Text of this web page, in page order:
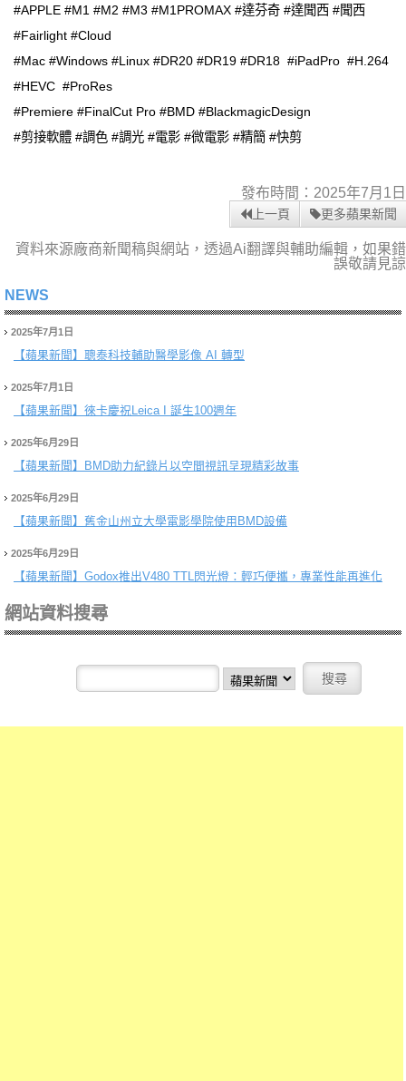
#APPLE #M1 #M2 #M3 #M1PROMAX #達芬奇 #達聞西 #聞西
#Fairlight #Cloud
#Mac #Windows #Linux #DR20 #DR19 #DR18 #iPadPro #H.264
#HEVC #ProRes
#Premiere #FinalCut Pro #BMD #BlackmagicDesign
#剪接軟體 #調色 #調光 #電影 #微電影 #精簡 #快剪
發布時間：2025年7月1日
上一頁 更多蘋果新聞
資料來源廠商新聞稿與網站，透過Ai翻譯與輔助編輯，如果錯
誤敬請見諒
NEWS
2025年7月1日
【蘋果新聞】 聰泰科技輔助醫學影像 AI 轉型
2025年7月1日
【蘋果新聞】 徠卡慶祝Leica I 誕生100週年
2025年6月29日
【蘋果新聞】 BMD助力紀錄片以空間視訊呈現精彩故事
2025年6月29日
【蘋果新聞】 舊金山州立大學電影學院使用BMD設備
2025年6月29日
【蘋果新聞】 Godox推出V480 TTL閃光燈：輕巧便攜，專業性能再進化
網站資料搜尋